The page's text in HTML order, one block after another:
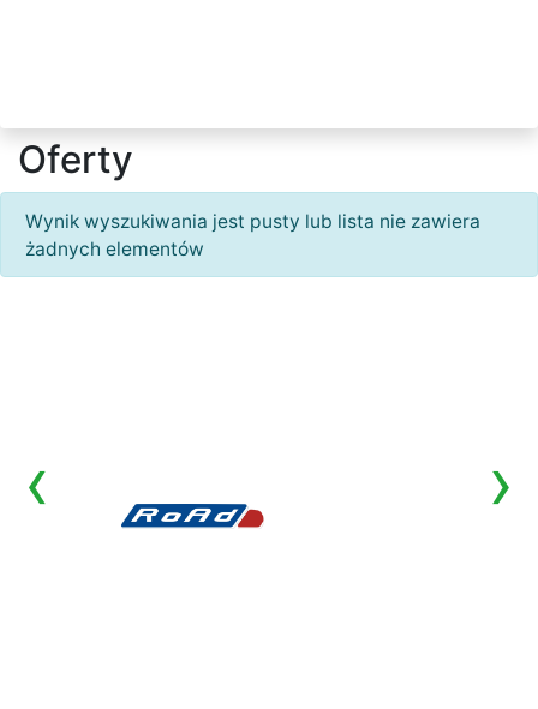
Oferty
Wynik wyszukiwania jest pusty lub lista nie zawiera
żadnych elementów
‹ ›